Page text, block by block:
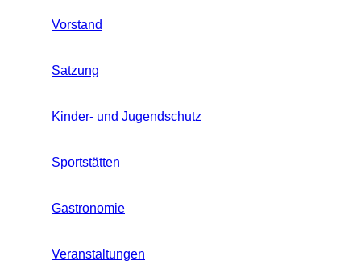
Vorstand
Satzung
Kinder- und Jugendschutz
Sportstätten
Gastronomie
Veranstaltungen